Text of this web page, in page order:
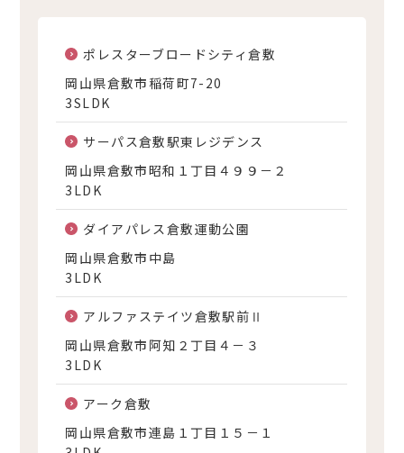
ポレスターブロードシティ倉敷
岡山県倉敷市稲荷町7-20
3SLDK
サーパス倉敷駅東レジデンス
岡山県倉敷市昭和１丁目４９９－２
3LDK
ダイアパレス倉敷運動公園
岡山県倉敷市中島
3LDK
アルファステイツ倉敷駅前Ⅱ
岡山県倉敷市阿知２丁目４－３
3LDK
アーク倉敷
岡山県倉敷市連島１丁目１５－１